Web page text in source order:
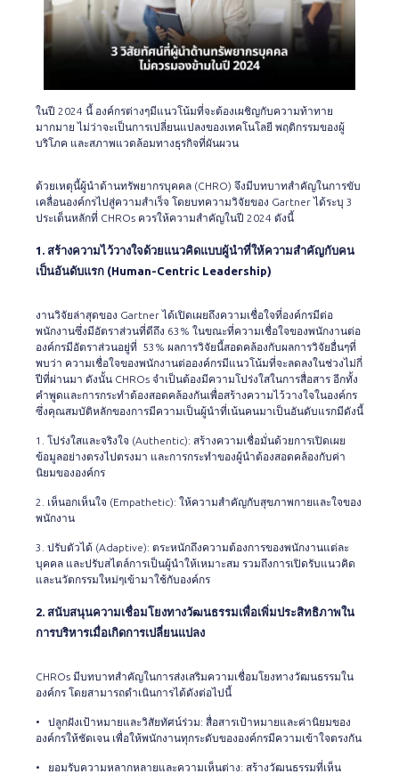
ในปี 2024 นี้ องค์กรต่างๆมีแนวโน้มที่จะต้องเผชิญกับความท้าทาย
มากมาย ไม่ว่าจะเป็นการเปลี่ยนแปลงของเทคโนโลยี พฤติกรรมของผู้
บริโภค และสภาพแวดล้อมทางธุรกิจที่ผันผวน
ด้วยเหตุนี้ผู้นำด้านทรัพยากรบุคคล (CHRO) จึงมีบทบาทสำคัญในการขับ
เคลื่อนองค์กรไปสู่ความสำเร็จ โดยบทความวิจัยของ Gartner ได้ระบุ 3
ประเด็นหลักที่ CHROs ควรให้ความสำคัญในปี 2024 ดังนี้
1. สร้างความไว้วางใจด้วยแนวคิดแบบผู้นำที่ให้ความสำคัญกับคน
เป็นอันดับแรก (Human-Centric Leadership)
งานวิจัยล่าสุดของ Gartner ได้เปิดเผยถึงความเชื่อใจที่องค์กรมีต่อ
พนักงานซึ่งมีอัตราส่วนที่ดีถึง 63% ในขณะที่ความเชื่อใจของพนักงานต่อ
องค์กรมีอัตราส่วนอยู่ที่ 53% ผลการวิจัยนี้สอดคล้องกับผลการวิจัยอื่นๆที่
พบว่า ความเชื่อใจของพนักงานต่อองค์กรมีแนวโน้มที่จะลดลงในช่วงไม่กี่
ปีที่ผ่านมา ดังนั้น CHROs จำเป็นต้องมีความโปร่งใสในการสื่อสาร อีกทั้ง
คำพูดและการกระทำต้องสอดคล้องกันเพื่อสร้างความไว้วางใจในองค์กร
ซึ่งคุณสมบัติหลักของการมีความเป็นผู้นำที่เน้นคนมาเป็นอันดับแรกมีดังนี้
1. โปร่งใสและจริงใจ (Authentic): สร้างความเชื่อมั่นด้วยการเปิดเผย
ข้อมูลอย่างตรงไปตรงมา และการกระทำของผู้นำต้องสอดคล้องกับค่า
นิยมขององค์กร
2. เห็นอกเห็นใจ (Empathetic): ให้ความสำคัญกับสุขภาพกายและใจของ
พนักงาน
3. ปรับตัวได้ (Adaptive): ตระหนักถึงความต้องการของพนักงานแต่ละ
บุคคล และปรับสไตล์การเป็นผู้นำให้เหมาะสม รวมถึงการเปิดรับแนวคิด
และนวัตกรรมใหม่ๆเข้ามาใช้กับองค์กร
2. สนับสนุนความเชื่อมโยงทางวัฒนธรรมเพื่อเพิ่มประสิทธิภาพใน
การบริหารเมื่อเกิดการเปลี่ยนแปลง
CHROs มีบทบาทสำคัญในการส่งเสริมความเชื่อมโยงทางวัฒนธรรมใน
องค์กร โดยสามารถดำเนินการได้ดังต่อไปนี้
• ปลูกฝังเป้าหมายและวิสัยทัศน์ร่วม: สื่อสารเป้าหมายและค่านิยมของ
องค์กรให้ชัดเจน เพื่อให้พนักงานทุกระดับขององค์กรมีความเข้าใจตรงกัน
• ยอมรับความหลากหลายและความเห็นต่าง: สร้างวัฒนธรรมที่เห็น